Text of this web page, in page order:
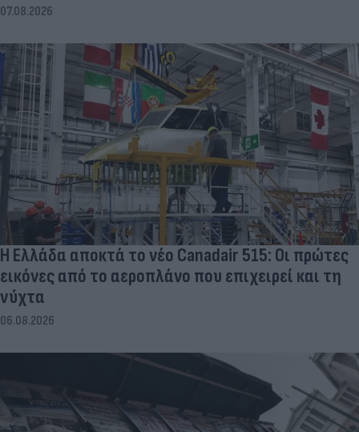
07.08.2026
Η Ελλάδα αποκτά το νέο Canadair 515: Οι πρώτες
εικόνες από το αεροπλάνο που επιχειρεί και τη
νύχτα
06.08.2026